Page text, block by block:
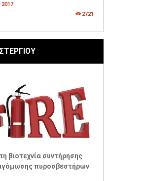
2017
2721
ΣΤΕΡΓΙΟΥ
βιοτεχνία συντήρησης
πυροσβεστήρων